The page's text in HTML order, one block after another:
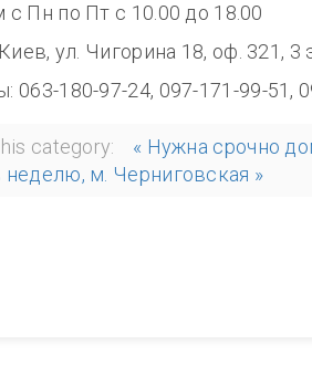
с Пн по Пт с 10.00 до 18.00
ул. Чигорина 18, оф. 321, 3
063-180-97-24, 097-171-99-51,
category: « Нужна срочно
неделю, м. Черниговская »